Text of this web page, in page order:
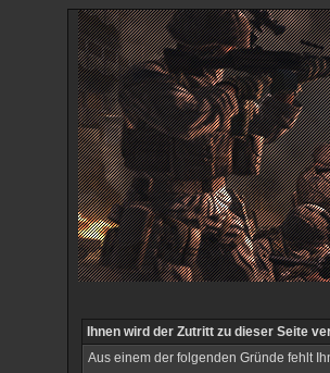
Ihnen wird der Zutritt zu dieser Seite
Aus einem der folgenden Gründe fehlt